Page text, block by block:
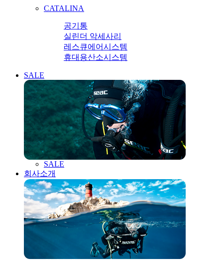
CATALINA
공기통
실린더 악세사리
레스큐에어시스템
휴대용산소시스템
SALE
SALE
회사소개